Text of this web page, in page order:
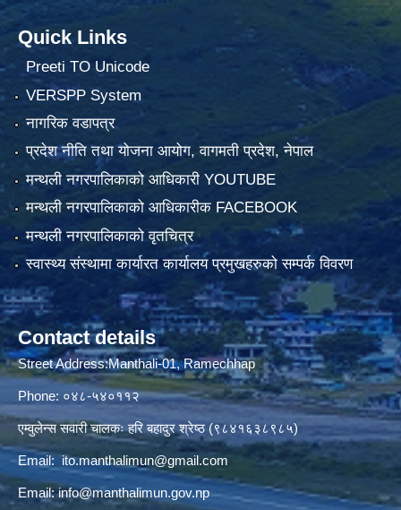
Quick Links
Preeti TO Unicode
VERSPP System
नागरिक वडापत्र
प्रदेश नीति तथा योजना आयोग, वागमती प्रदेश, नेपाल
मन्थली नगरपालिकाको आधिकारी YOUTUBE
मन्थली नगरपालिकाको आधिकारीक FACEBOOK
मन्थली नगरपालिकाको वृतचित्र
स्वास्थ्य संस्थामा कार्यारत कार्यालय प्रमुखहरुको सम्पर्क विवरण
Contact details
Street Address:Manthali-01, Ramechhap
Phone: ०४८-५४०११२
एम्वुलेन्स सवारी चालकः हरि बहादुर श्रेष्ठ (९८४१६३८९८५)
Email:ito.manthalimun@gmail.com
Email:info@manthalimun.gov.np